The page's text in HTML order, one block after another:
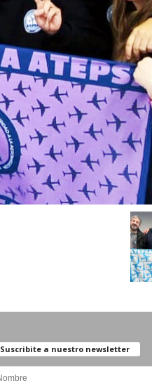
Suscribite a nuestro newsletter